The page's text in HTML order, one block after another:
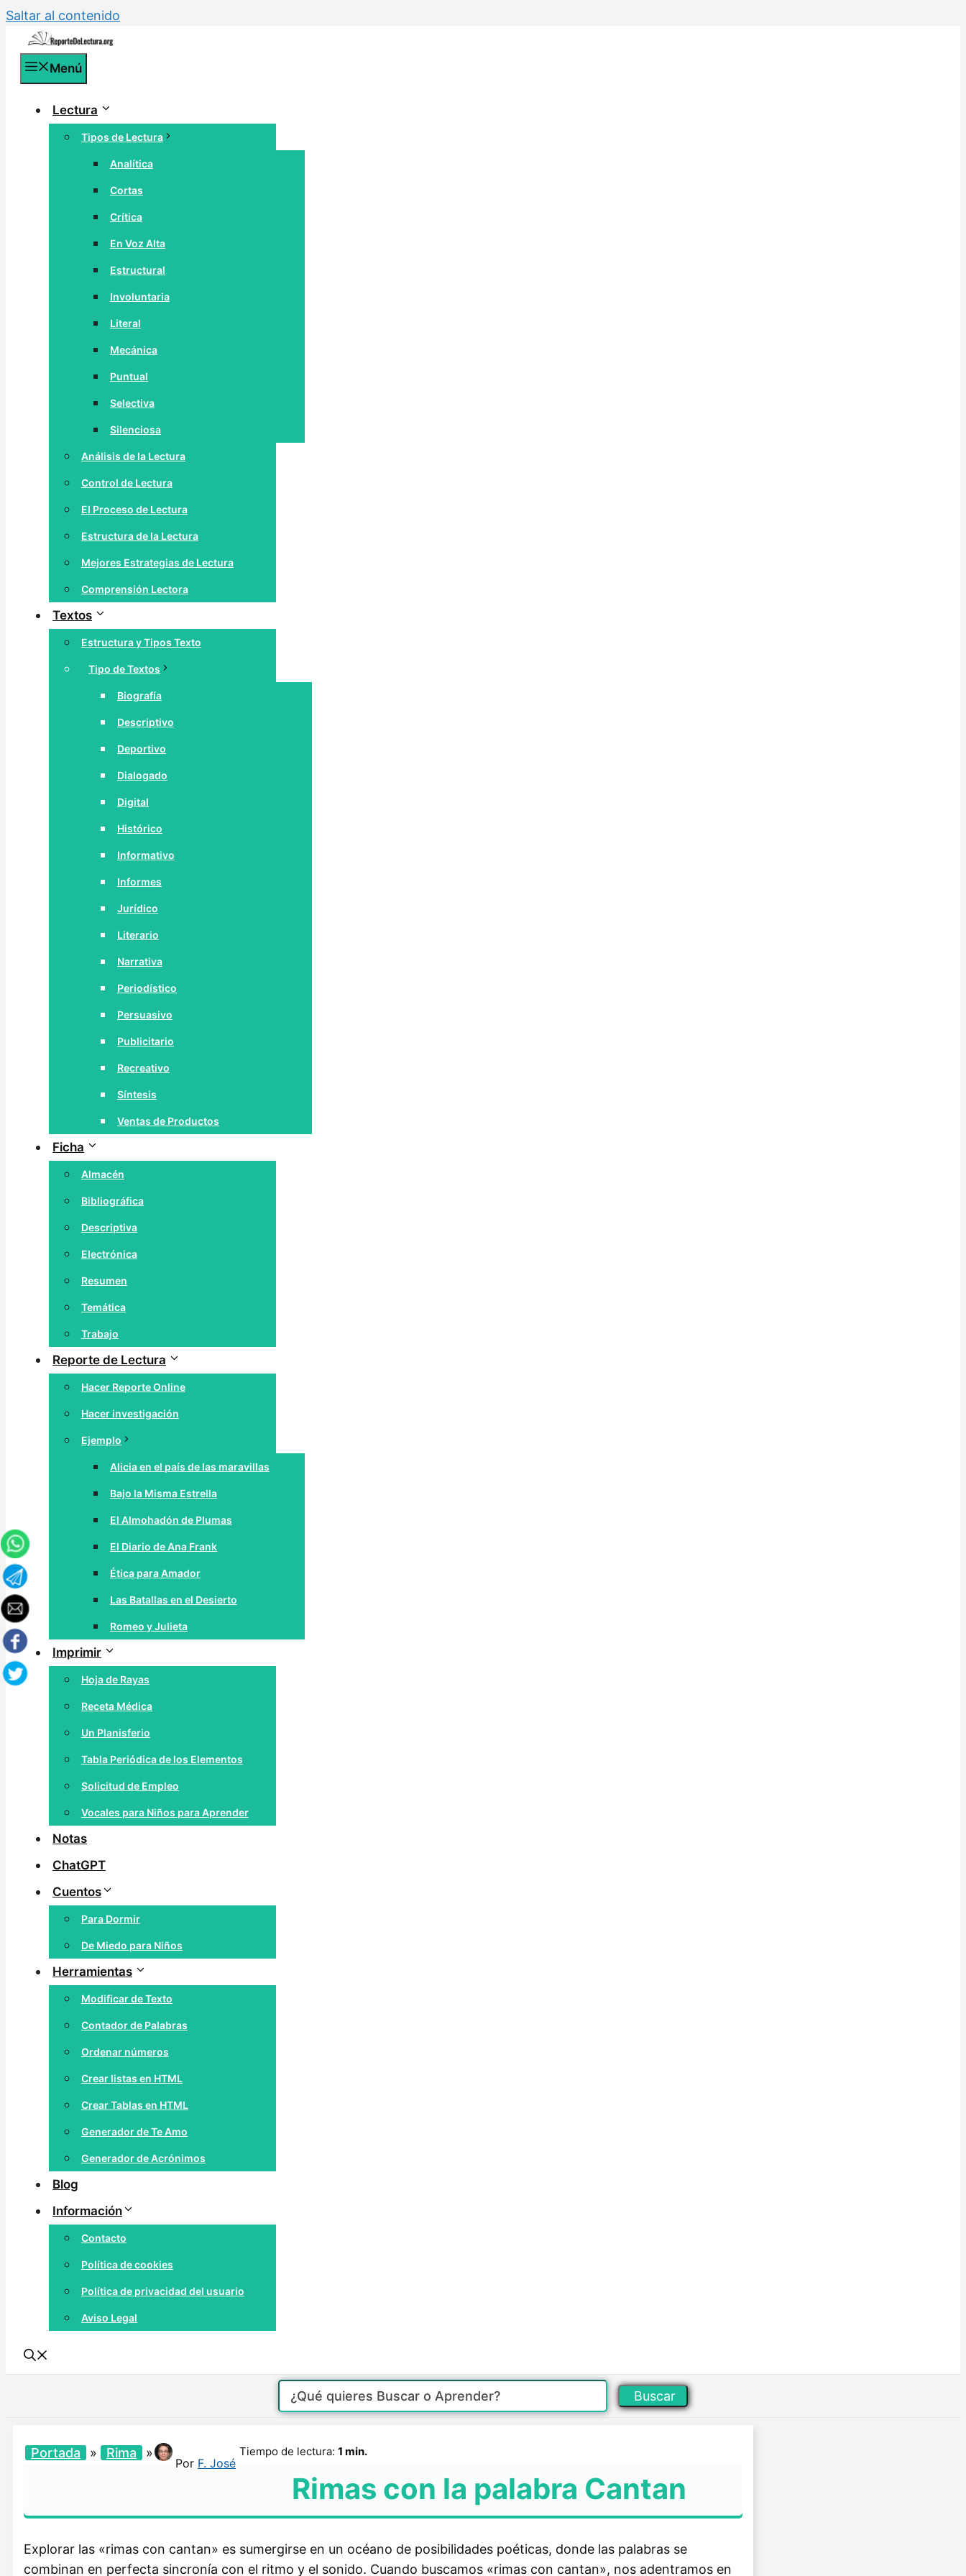
Saltar al contenido
Menú
Lectura
Tipos de Lectura
Analítica
Cortas
Crítica
En Voz Alta
Estructural
Involuntaria
Literal
Mecánica
Puntual
Selectiva
Silenciosa
Análisis de la Lectura
Control de Lectura
El Proceso de Lectura
Estructura de la Lectura
Mejores Estrategias de Lectura
Comprensión Lectora
Textos
Estructura y Tipos Texto
Tipo de Textos
Biografía
Descriptivo
Deportivo
Dialogado
Digital
Histórico
Informativo
Informes
Jurídico
Literario
Narrativa
Periodístico
Persuasivo
Publicitario
Recreativo
Síntesis
Ventas de Productos
Ficha
Almacén
Bibliográfica
Descriptiva
Electrónica
Resumen
Temática
Trabajo
Reporte de Lectura
Hacer Reporte Online
Hacer investigación
Ejemplo
Alicia en el país de las maravillas
Bajo la Misma Estrella
El Almohadón de Plumas
El Diario de Ana Frank
Ética para Amador
Las Batallas en el Desierto
Romeo y Julieta
Imprimir
Hoja de Rayas
Receta Médica
Un Planisferio
Tabla Periódica de los Elementos
Solicitud de Empleo
Vocales para Niños para Aprender
Notas
ChatGPT
Cuentos
Para Dormir
De Miedo para Niños
Herramientas
Modificar de Texto
Contador de Palabras
Ordenar números
Crear listas en HTML
Crear Tablas en HTML
Generador de Te Amo
Generador de Acrónimos
Blog
Información
Contacto
Política de cookies
Política de privacidad del usuario
Aviso Legal
Buscar
Portada » Rima »
Por F. José
Tiempo de lectura: 1 min.
Rimas con la palabra Cantan
Explorar las «rimas con cantan» es sumergirse en un océano de posibilidades poéticas, donde las palabras se
combinan en perfecta sincronía con el ritmo y el sonido. Cuando buscamos «rimas con cantan», nos adentramos en